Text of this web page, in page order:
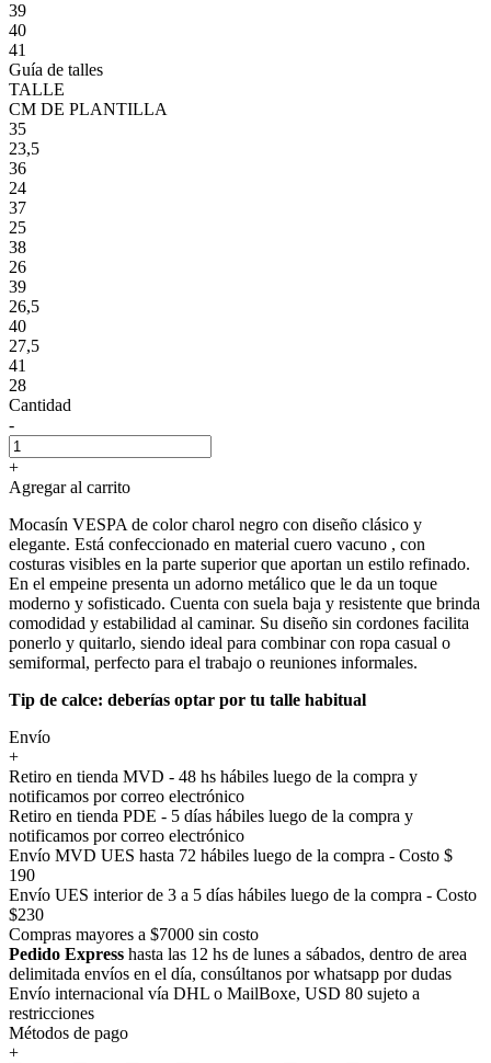
39
40
41
Guía de talles
TALLE
CM DE PLANTILLA
35
23,5
36
24
37
25
38
26
39
26,5
40
27,5
41
28
Cantidad
-
+
Agregar al carrito
Mocasín VESPA de color charol negro con diseño clásico y
elegante. Está confeccionado en material cuero vacuno , con
costuras visibles en la parte superior que aportan un estilo refinado.
En el empeine presenta un adorno metálico que le da un toque
moderno y sofisticado. Cuenta con suela baja y resistente que brinda
comodidad y estabilidad al caminar. Su diseño sin cordones facilita
ponerlo y quitarlo, siendo ideal para combinar con ropa casual o
semiformal, perfecto para el trabajo o reuniones informales.
Tip de calce: deberías optar por tu talle habitual
Envío
+
Retiro en tienda MVD - 48 hs hábiles luego de la compra y
notificamos por correo electrónico
Retiro en tienda PDE - 5 días hábiles luego de la compra y
notificamos por correo electrónico
Envío MVD UES hasta 72 hábiles luego de la compra - Costo $
190
Envío UES interior de 3 a 5 días hábiles luego de la compra - Costo
$230
Compras mayores a $7000 sin costo
Pedido Express hasta las 12 hs de lunes a sábados, dentro de area
delimitada envíos en el día, consúltanos por whatsapp por dudas
Envío internacional vía DHL o MailBoxe, USD 80 sujeto a
restricciones
Métodos de pago
+